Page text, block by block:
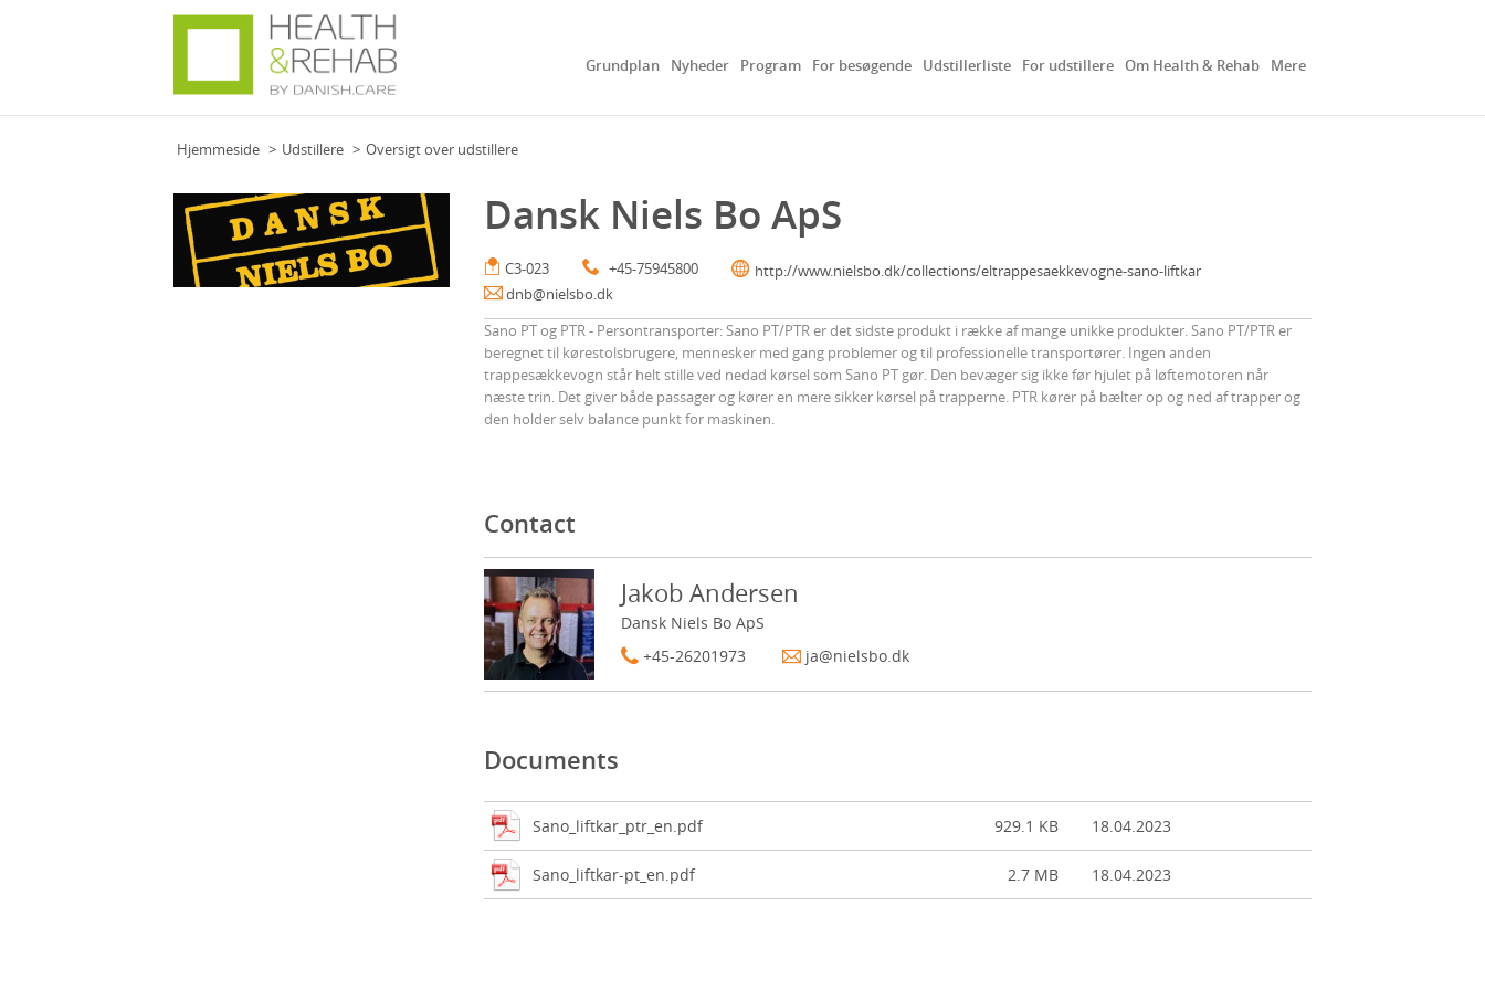
Grundplan Nyheder Program For besøgende Udstillerliste For udstillere Om Health & Rehab Mere
Hjemmeside Udstillere Oversigt over udstillere
Dansk Niels Bo ApS
C3-023 +45-75945800
http://www.nielsbo.dk/collections/eltrappesaekkevogne-sano-liftkar
dnb@nielsbo.dk
Sano PT og PTR - Persontransporter: Sano PT/PTR er det sidste produkt i række af mange unikke produkter. Sano PT/PTR er
beregnet til kørestolsbrugere, mennesker med gang problemer og til professionelle transportører. Ingen anden
trappesækkevogn står helt stille ved nedad kørsel som Sano PT gør. Den bevæger sig ikke før hjulet på løftemotoren når
næste trin. Det giver både passager og kører en mere sikker kørsel på trapperne. PTR kører på bælter op og ned af trapper og
den holder selv balance punkt for maskinen.
Contact
Jakob Andersen
Dansk Niels Bo ApS
+45-26201973
ja@nielsbo.dk
Documents
Sano_liftkar_ptr_en.pdf 929.1 KB 18.04.2023
Sano_liftkar-pt_en.pdf 2.7 MB 18.04.2023